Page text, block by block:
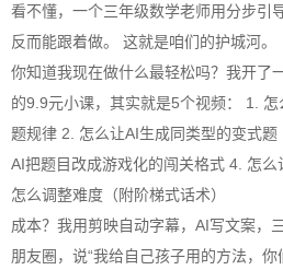
看不懂，一个三年级数学老师用分步引
反而能跟着做。 这就是咱们的护城河。
你知道我现在做什么最轻松吗？我开了
的9.9元小课，其实就是5个视频： 1. 怎
题规律 2. 怎么让AI生成同类型的变式
AI把题目改成游戏化的闯关格式 4. 怎么
怎么调整难度（附阶梯式话术）
成本？我用剪映自动字幕， AI写文案，
朋友圈，说“我给自己孩子用的方法，